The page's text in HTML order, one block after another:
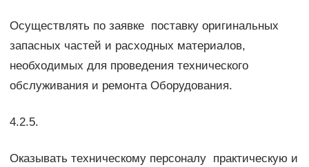
Осуществлять по заявке поставку оригинальных
запасных частей и расходных материалов,
необходимых для проведения технического
обслуживания и ремонта Оборудования.
4.2.5.
Оказывать техническому персоналу практическую и